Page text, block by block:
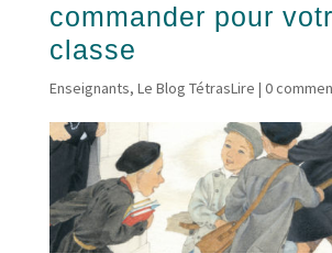
commander pour
classe
Enseignants, Le Blog TétrasLire | 0